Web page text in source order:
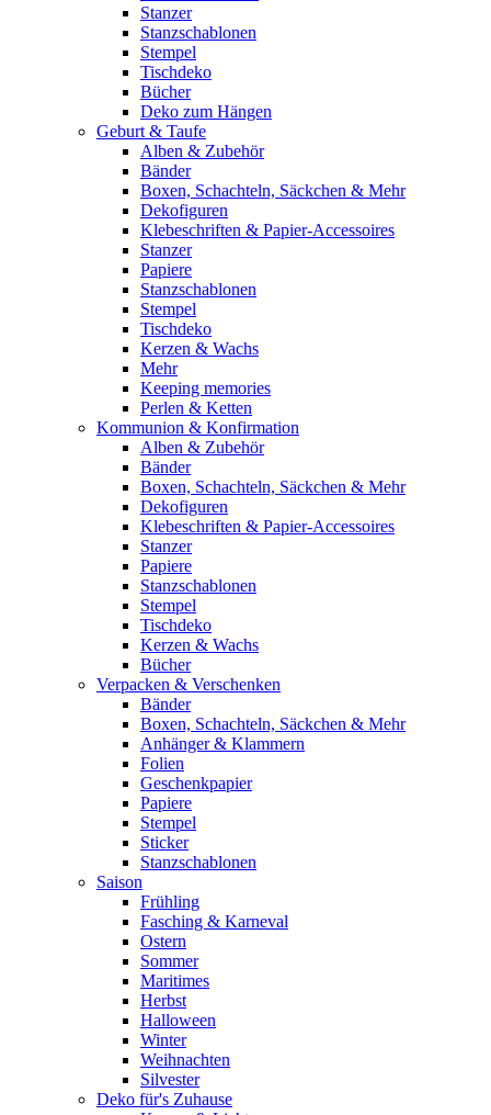
Stanzer
Stanzschablonen
Stempel
Tischdeko
Bücher
Deko zum Hängen
Geburt & Taufe
Alben & Zubehör
Bänder
Boxen, Schachteln, Säckchen & Mehr
Dekofiguren
Klebeschriften & Papier-Accessoires
Stanzer
Papiere
Stanzschablonen
Stempel
Tischdeko
Kerzen & Wachs
Mehr
Keeping memories
Perlen & Ketten
Kommunion & Konfirmation
Alben & Zubehör
Bänder
Boxen, Schachteln, Säckchen & Mehr
Dekofiguren
Klebeschriften & Papier-Accessoires
Stanzer
Papiere
Stanzschablonen
Stempel
Tischdeko
Kerzen & Wachs
Bücher
Verpacken & Verschenken
Bänder
Boxen, Schachteln, Säckchen & Mehr
Anhänger & Klammern
Folien
Geschenkpapier
Papiere
Stempel
Sticker
Stanzschablonen
Saison
Frühling
Fasching & Karneval
Ostern
Sommer
Maritimes
Herbst
Halloween
Winter
Weihnachten
Silvester
Deko für's Zuhause